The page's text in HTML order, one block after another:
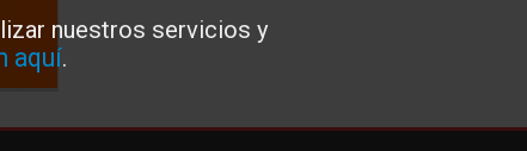
nuestros servicios y
aquí.